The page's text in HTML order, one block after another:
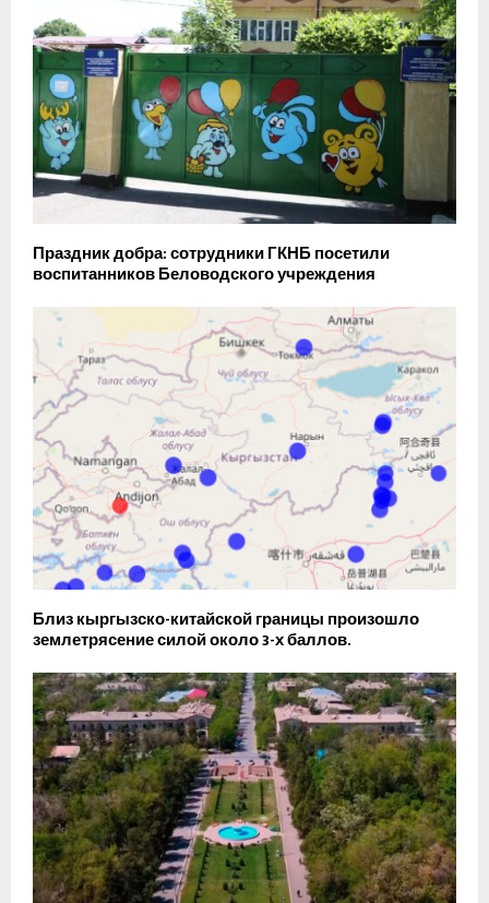
Праздник добра: сотрудники ГКНБ посетили
воспитанников Беловодского учреждения
Близ кыргызско-китайской границы произошло
землетрясение силой около 3-х баллов.